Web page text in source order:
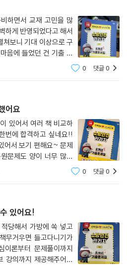
하면서 교재 고민을 많
하게 반영되었다고 해서
보니 기대 이상으로 구
음에 들었던 건 기출 해
점이에요. 보통 해설 보
느라 흐름이 끊기는데,
0 댓글0
어요
있어서 여러 책 비교하
번에 합격하고 싶네요!!
어서 보기 편해요~ 문제
문제도 양이 너무 많으
당하게 있어서 풀어보고
0 댓글0
있어요!
당해서 가방에 쏙 넣고
무거우면 들고다니기가
이론부터 문제풀이까지
강의까지 제공해주어서